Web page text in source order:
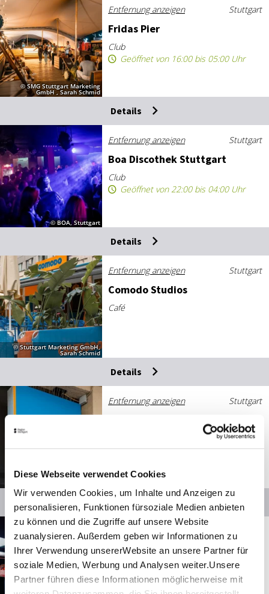
Diese Webseite verwendet Cookies
Wir verwenden Cookies, um Inhalte und Anzeigen zu
personalisieren, Funktionen fürsoziale Medien anbieten
zu können und die Zugriffe auf unsere Website
zuanalysieren. Außerdem geben wir Informationen zu
Ihrer Verwendung unsererWebsite an unsere Partner für
soziale Medien, Werbung und Analysen weiter.Unsere
Partner führen diese Informationen möglicherweise mit
© SMG Stuttgart Marketing
GmbH , Sarah Schmid
Entfernung anzeigen Stuttgart
Fri­das Pier
Club
Geöffnet von 16:00 bis 05:00 Uhr
Details
© BOA, Stuttgart
Entfernung anzeigen Stuttgart
Boa Dis­co­thek Stutt­gart
Club
Geöffnet von 22:00 bis 04:00 Uhr
Details
© Stuttgart Marketing GmbH,
Sarah Schmid
Entfernung anzeigen Stuttgart
Co­mo­do Stu­di­os
Café
Details
© Stuttgart Marketing GmbH,
Entfernung anzeigen Stuttgart
Details
Entfernung anzeigen
Peop­le
Club
Vorübergehend geschlossen